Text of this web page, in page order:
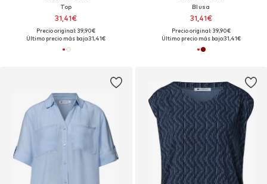
Top
31,41€
Precio original: 39,90€
Último precio más bajo:31,41€
Blusa
31,41€
Precio original: 39,90€
Último precio más bajo:31,41€